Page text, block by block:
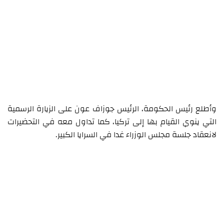
وأطلع رئيس الحكومة، الرئيس جوزاف عون على الزيارة الرسمية
التي ينوي القيام بها إلى تركيا، كما تداول معه في التحضيرات
لانعقاد جلسة مجلس الوزراء غدا في السرايا الكبير.